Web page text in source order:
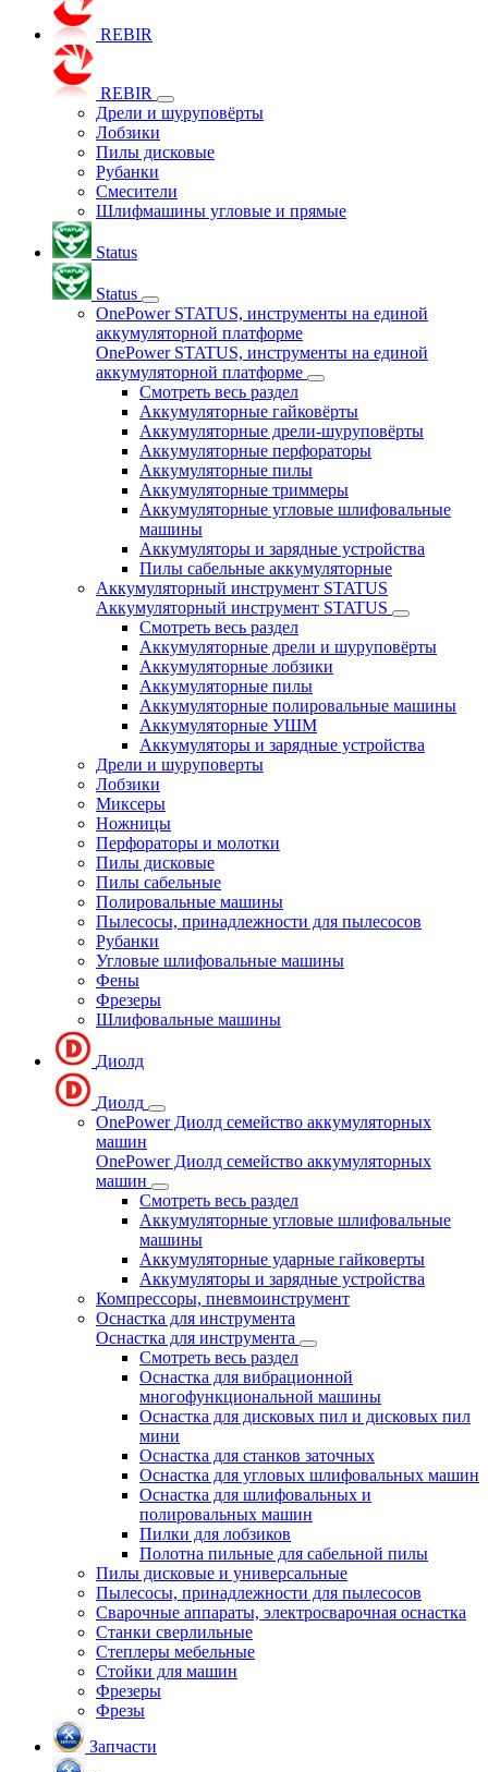
REBIR
REBIR
Дрели и шуруповёрты
Лобзики
Пилы дисковые
Рубанки
Смесители
Шлифмашины угловые и прямые
Status
Status
OnePower STATUS, инструменты на единой
аккумуляторной платформе
OnePower STATUS, инструменты на единой
аккумуляторной платформе
Смотреть весь раздел
Аккумуляторные гайковёрты
Аккумуляторные дрели-шуруповёрты
Аккумуляторные перфораторы
Аккумуляторные пилы
Аккумуляторные триммеры
Аккумуляторные угловые шлифовальные
машины
Аккумуляторы и зарядные устройства
Пилы сабельные аккумуляторные
Аккумуляторный инструмент STATUS
Аккумуляторный инструмент STATUS
Смотреть весь раздел
Аккумуляторные дрели и шуруповёрты
Аккумуляторные лобзики
Аккумуляторные пилы
Аккумуляторные полировальные машины
Аккумуляторные УШМ
Аккумуляторы и зарядные устройства
Дрели и шуруповерты
Лобзики
Миксеры
Ножницы
Перфораторы и молотки
Пилы дисковые
Пилы сабельные
Полировальные машины
Пылесосы, принадлежности для пылесосов
Рубанки
Угловые шлифовальные машины
Фены
Фрезеры
Шлифовальные машины
Диолд
Диолд
OnePower Диолд семейство аккумуляторных
машин
OnePower Диолд семейство аккумуляторных
машин
Смотреть весь раздел
Аккумуляторные угловые шлифовальные
машины
Аккумуляторные ударные гайковерты
Аккумуляторы и зарядные устройства
Компрессоры, пневмоинструмент
Оснастка для инструмента
Оснастка для инструмента
Смотреть весь раздел
Оснастка для вибрационной
многофункциональной машины
Оснастка для дисковых пил и дисковых пил
мини
Оснастка для станков заточных
Оснастка для угловых шлифовальных машин
Оснастка для шлифовальных и
полировальных машин
Пилки для лобзиков
Полотна пильные для сабельной пилы
Пилы дисковые и универсальные
Пылесосы, принадлежности для пылесосов
Сварочные аппараты, электросварочная оснастка
Станки сверлильные
Степлеры мебельные
Стойки для машин
Фрезеры
Фрезы
Запчасти